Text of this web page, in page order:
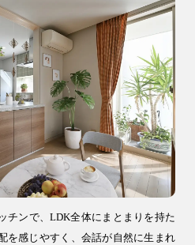
チンで、LDK全体にまとまりを持た
を感じやすく、会話が自然に生まれ
デルハウス
の声
チャー
コミ